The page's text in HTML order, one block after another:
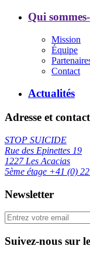
Qui
Mission
Équipe
Contact
Actualités
Adresse et contact
STOP SUICIDE
Rue des Epinettes 19
1227 Les Acacias
5ème étage +41 (0)
Newsletter
Suivez-nous sur